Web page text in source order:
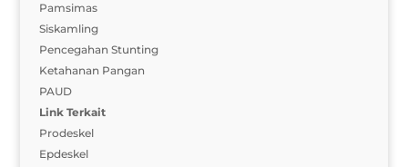
Pamsimas
Siskamling
Pencegahan Stunting
Ketahanan Pangan
PAUD
Link Terkait
Prodeskel
Epdeskel